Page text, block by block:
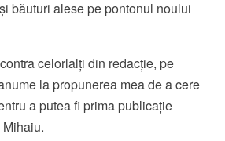
băuturi alese pe pontonul noului
celorlalți din redacție, pe
la propunerea mea de a cere
a putea fi prima publicație